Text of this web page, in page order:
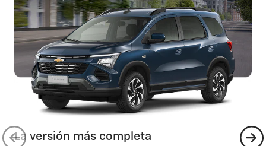
La versión más completa